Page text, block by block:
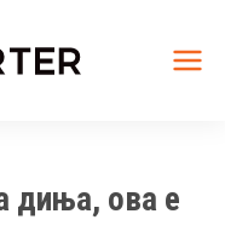
диња, ова е